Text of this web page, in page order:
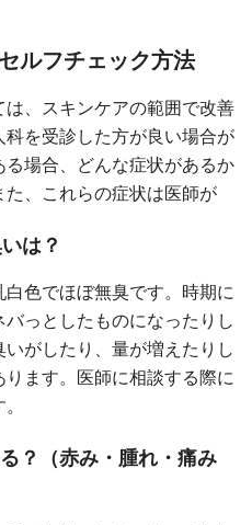
ルフチェック方法
、スキンケアの範囲で改善
を受診した方が良い場合が
場合、どんな症状があるか
、これらの症状は医師が
は？
色でほぼ無臭です。時期に
っとしたものになったりし
がしたり、量が増えたりし
ます。医師に相談する際に
？（赤み・腫れ・痛み